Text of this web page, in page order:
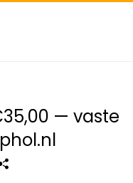
— vaste